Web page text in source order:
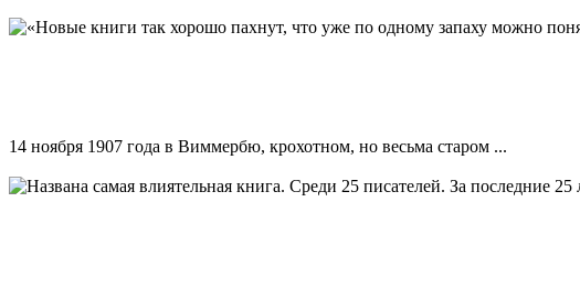
14 ноября 1907 года в Виммербю, крохотном, но весьма старом ...